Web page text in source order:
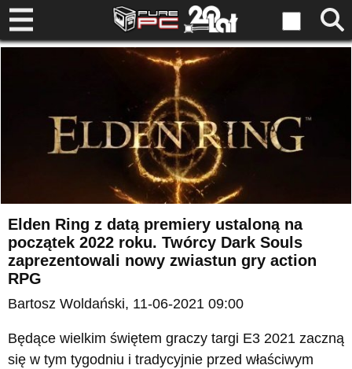
Elden Ring z datą premiery ustaloną na
początek 2022 roku. Twórcy Dark Souls
zaprezentowali nowy zwiastun gry action
RPG
Bartosz Woldański, 11-06-2021 09:00
Będące wielkim świętem graczy targi E3 2021 zaczną
się w tym tygodniu i tradycyjnie przed właściwym